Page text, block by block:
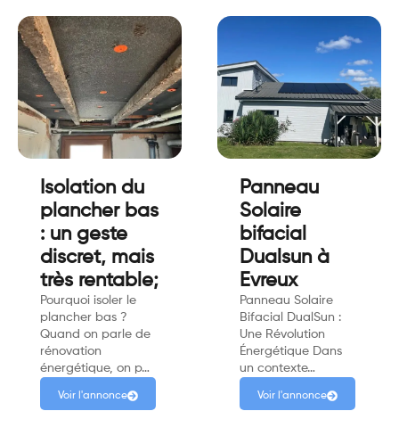
Isolation du
plancher bas
: un geste
discret, mais
très rentable;
Pourquoi isoler le
plancher bas ?
Quand on parle de
rénovation
énergétique, on p…
Voir l'annonce
Panneau
Solaire
bifacial
Dualsun à
Evreux
Panneau Solaire
Bifacial DualSun :
Une Révolution
Énergétique Dans
un contexte…
Voir l'annonce